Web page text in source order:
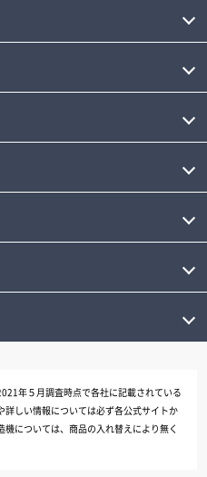
年５月調査時点で各社に記載されている
しい情報については必ず各公式サイトか
については、商品の入れ替えにより無く